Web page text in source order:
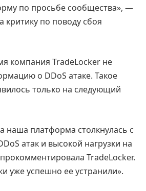
по просьбе сообщества», —
критику по поводу сбоя
компания TradeLocker не
о DDoS атаке. Такое
только на следующий
наша платформа столкнулась с
атак и высокой нагрузки на
TradeLocker.
уже успешно ее устранили».